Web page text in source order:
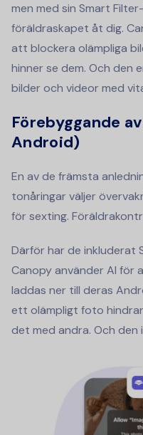
men med sin Smart
föräldraskapet åt dig.
att blockera olämpliga
hinner se dem. Och den
bilder och videor med
Förebyggande
Android)
En av de främsta
tonåringar väljer
för sexting.
Därför har de inkluderat
Canopy använder AI för
laddas ner till deras
ett olämpligt foto
det med andra. Och den